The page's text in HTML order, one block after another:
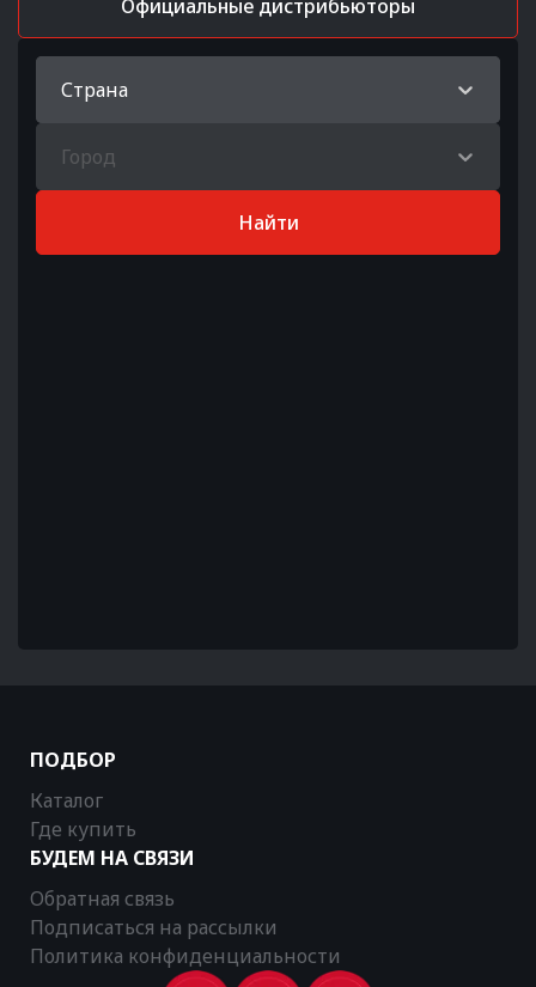
Официальные дистрибьюторы
Страна
Город
Найти
ПОДБОР
Каталог
Где купить
БУДЕМ НА СВЯЗИ
Обратная связь
Подписаться на рассылки
Политика конфиденциальности